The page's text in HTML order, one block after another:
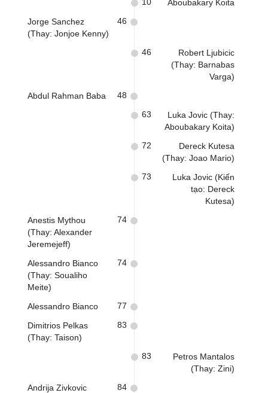
Aboubakary Koita
Jorge Sanchez
(Thay: Jonjoe Kenny)
46
Robert Ljubicic
(Thay: Barnabas
Varga)
46
Abdul Rahman Baba 48
Luka Jovic (Thay:
Aboubakary Koita)
63
Dereck Kutesa
(Thay: Joao Mario)
72
Luka Jovic (Kiến
tạo: Dereck
Kutesa)
73
Anestis Mythou
(Thay: Alexander
Jeremejeff)
74
Alessandro Bianco
(Thay: Soualiho
Meite)
74
Alessandro Bianco 77
Dimitrios Pelkas
(Thay: Taison)
83
Petros Mantalos
(Thay: Zini)
83
Andrija Zivkovic 84